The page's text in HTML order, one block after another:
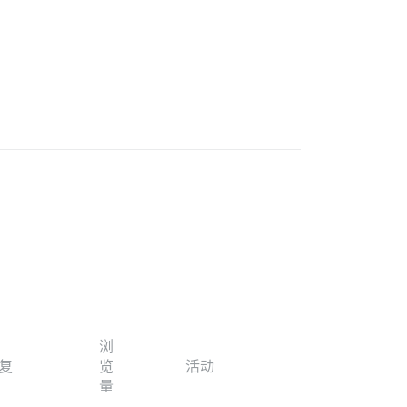
浏
览
量
活动